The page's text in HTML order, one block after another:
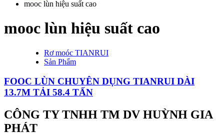
mooc lùn hiệu suất cao
mooc lùn hiệu suất cao
Rơ moóc TIANRUI
Sản Phẩm
FOOC LÙN CHUYÊN DỤNG TIANRUI DÀI
13.7M TẢI 58.4 TẤN
CÔNG TY TNHH TM DV HUỲNH GIA
PHÁT